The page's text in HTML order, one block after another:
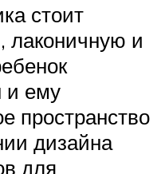
стоит
лаконичную и
и ему
пространство
дизайна
для